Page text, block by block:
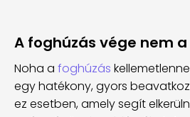
A foghúzás vége nem
Noha a foghúzás
egy hatékony, gyors
ez esetben, amely segít